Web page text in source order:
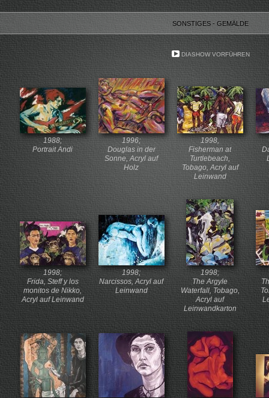
SONSTIGES - GEMÄLDE
1988;
Portrait Andi
1996;
Douglas in der
Sonne, Acryl auf
Holz
1998,
Fisherman at
Turtlebeach,
Tobago, Acryl auf
Leinwand
1998;
Frida, Steff y los
monitos de Nikko,
Acryl auf Leinwand
1998;
Narcissos, Acryl auf
Leinwand
1998;
The Argyle
Waterfall, Tobago,
Acryl auf
Leinwandkarton
DIASHOW VORFÜHREN